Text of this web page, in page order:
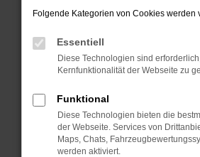
Prüfe deine
können das Laden bestimmter
verhindern. Funktioniert die
anderen Browser oder in
Starte dein Gerät neu.
Das kann manchmal helfen,
Probleme zu beheben.
Folgende Kategorien von Cookies werden
Essentiell
Diese Technologien sind
Kernfunktionalität der Webseite zu
Funktional
Diese Technologien bieten die
der Webseite. Services von
Maps, Chats,
werden aktiviert.